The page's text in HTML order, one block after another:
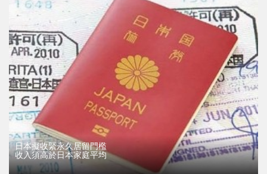
日本擬收緊永久居留門檻
收入須高於日本家庭平均